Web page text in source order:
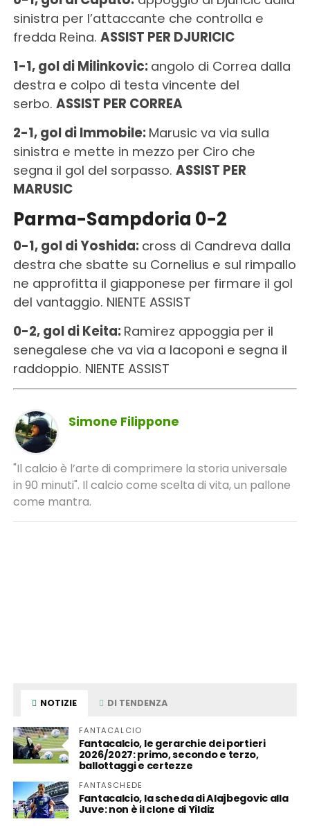
sinistra per l’attaccante che controlla e
fredda Reina. ASSIST PER DJURICIC
1-1, gol di Milinkovic: angolo di Correa dalla
destra e colpo di testa vincente del
serbo. ASSIST PER CORREA
2-1, gol di Immobile: Marusic va via sulla
sinistra e mette in mezzo per Ciro che
segna il gol del sorpasso. ASSIST PER
MARUSIC
Parma-Sampdoria 0-2
0-1, gol di Yoshida: cross di Candreva dalla
destra che sbatte su Cornelius e sul rimpallo
ne approfitta il giapponese per firmare il gol
del vantaggio. NIENTE ASSIST
0-2, gol di Keita: Ramirez appoggia per il
senegalese che va via a Iacoponi e segna il
raddoppio. NIENTE ASSIST
Simone Filippone
"Il calcio è l’arte di comprimere la storia universale
in 90 minuti". Il calcio come scelta di vita, un pallone
come mantra.
NOTIZIE DI TENDENZA
FANTACALCIO
Fantacalcio, le gerarchie dei portieri
2026/2027: primo, secondo e terzo,
ballottaggi e certezze
FANTASCHEDE
Fantacalcio, la scheda di Alajbegovic alla
Juve: non è il clone di Yildiz